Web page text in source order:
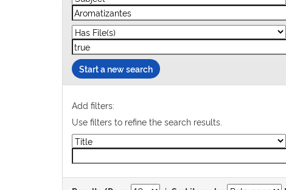
Start a new search
Add filters:
Use filters to refine the search results.